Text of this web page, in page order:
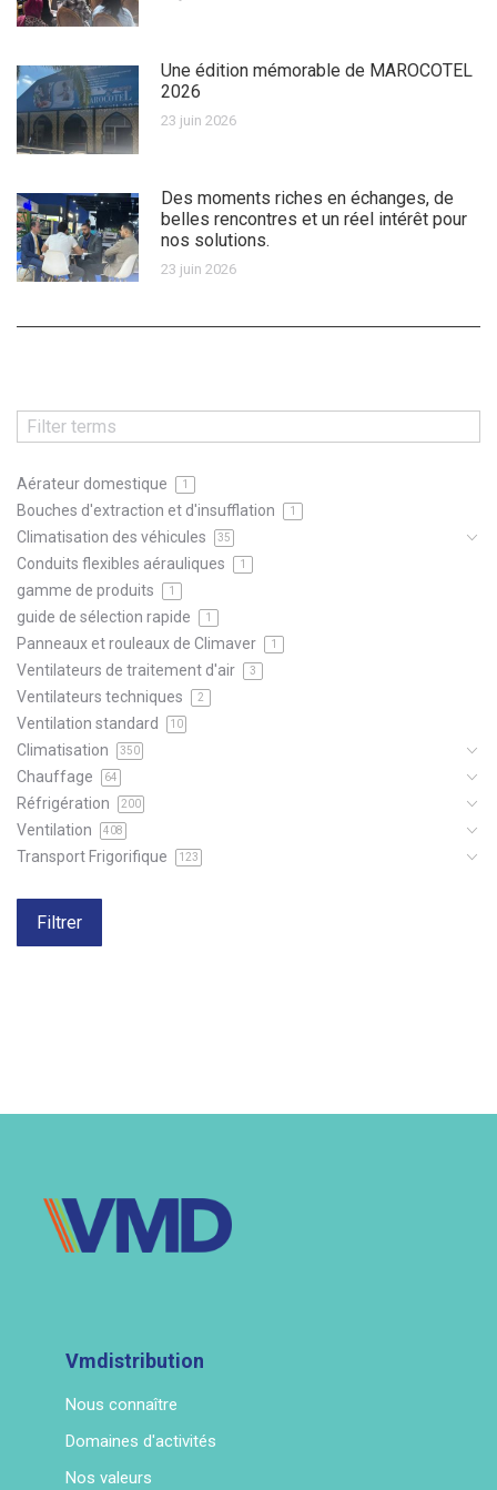
Une édition mémorable de MAROCOTEL
2026
23 juin 2026
Des moments riches en échanges, de
belles rencontres et un réel intérêt pour
nos solutions.
23 juin 2026
Aérateur domestique 1
Bouches d'extraction et d'insufflation 1
Climatisation des véhicules 35
Conduits flexibles aérauliques 1
gamme de produits 1
guide de sélection rapide 1
Panneaux et rouleaux de Climaver 1
Ventilateurs de traitement d'air 3
Ventilateurs techniques 2
Ventilation standard 10
Climatisation 350
Chauffage 64
Réfrigération 200
Ventilation 408
Transport Frigorifique 123
Filtrer
Vmdistribution
Nous connaître
Domaines d'activités
Nos valeurs